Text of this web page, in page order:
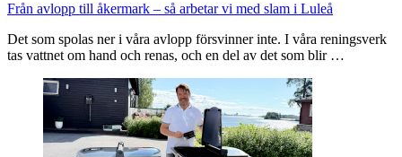
Från avlopp till åkermark – så arbetar vi med slam i Luleå
Det som spolas ner i våra avlopp försvinner inte. I våra reningsverk
tas vattnet om hand och renas, och en del av det som blir …